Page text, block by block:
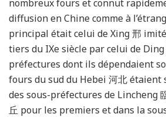
nombreux fours et connut
diffusion en Chine comme à
principal était celui de Xing 邢
tiers du IXe siècle par celui de Ding
préfectures dont ils dépendaient
fours du sud du Hebei 河北
des sous-préfectures de Lincheng
丘 pour les premiers et dans la